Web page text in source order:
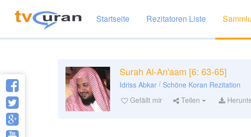
Startseite Rezitatoren Liste
Surah Al-An'aam [6: 63-65]
Idriss Abkar / Schöne Koran Rezitation
Gefällt mir
Teilen